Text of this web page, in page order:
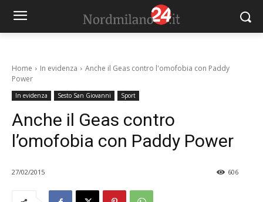
Home In evidenza
Anche il Geas contro l'omofobia con Paddy
Power
In evidenza Sesto San Giovanni Sport
Anche il Geas contro
l’omofobia con Paddy Power
27/02/2015 606